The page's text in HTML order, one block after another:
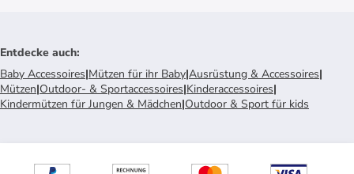
Entdecke auch:
Baby Accessoires|Mützen für ihr Baby|Ausrüstung & Accessoires|
Mützen|Outdoor- & Sportaccessoires|Kinderaccessoires|
Kindermützen für Jungen & Mädchen|Outdoor & Sport für kids